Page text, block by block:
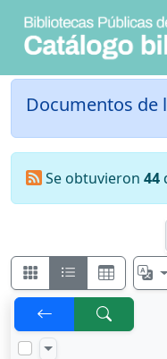
Documentos de
Se obtuvieron 44